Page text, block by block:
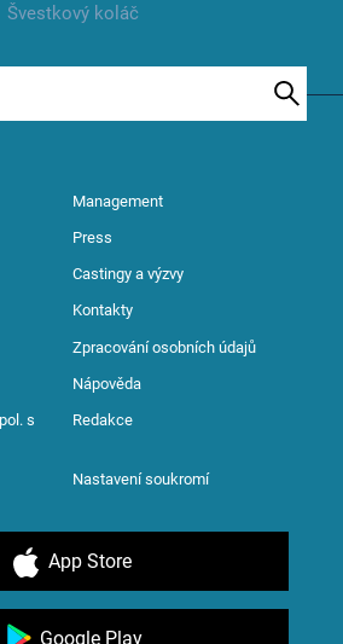
Švestkový koláč
Management
Press
Castingy a výzvy
Kontakty
Zpracování osobních údajů
Nápověda
s
Redakce
Nastavení soukromí
App Store
Google Play